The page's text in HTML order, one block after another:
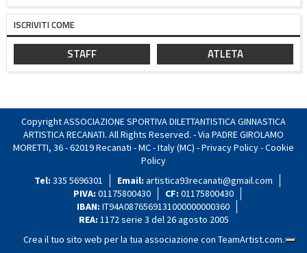
ISCRIVITI COME
STAFF ATLETA
Copyright ASSOCIAZIONE SPORTIVA DILETTANTISTICA GINNASTICA
ARTISTICA RECANATI. All Rights Reserved. - Via PADRE GIROLAMO
MORETTI, 36 - 62019 Recanati - MC - Italy (MC) -Privacy Policy-Cookie
Policy
Tel: 335 5696301 Email: artistica93recanati@gmail.com
PIVA: 01175800430 CF: 01175800430
IBAN: IT94A0876569131000000000360
REA: 1172 serie 3 del 26 agosto 2005
Crea il tuo sito web per la tua associazione con TeamArtist.com.